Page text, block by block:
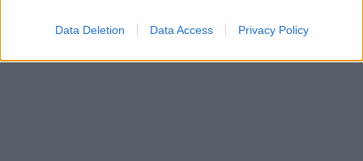
Data Deletion Data Access Privacy Policy